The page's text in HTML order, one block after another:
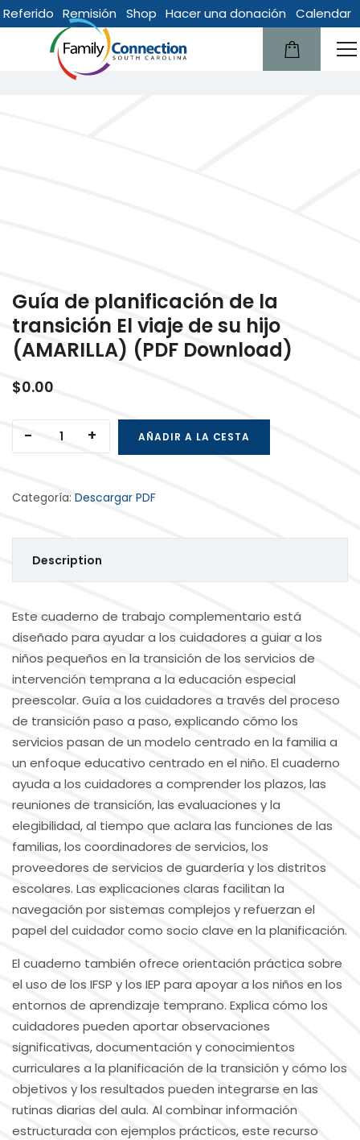
Referido Remisión Shop Hacer una donación
Calendar
Guía de planificación de la
transición El viaje de su hijo
(AMARILLA) (PDF Download)
$0.00
Guía de planificación de la transición El viaje de su
AÑADIR A LA CESTA
Categoría: Descargar PDF
Description
Este cuaderno de trabajo complementario está
diseñado para ayudar a los cuidadores a guiar a los
niños pequeños en la transición de los servicios de
intervención temprana a la educación especial
preescolar. Guía a los cuidadores a través del proceso
de transición paso a paso, explicando cómo los
servicios pasan de un modelo centrado en la familia a
un enfoque educativo centrado en el niño. El cuaderno
ayuda a los cuidadores a comprender los plazos, las
reuniones de transición, las evaluaciones y la
elegibilidad, al tiempo que aclara las funciones de las
familias, los coordinadores de servicios, los
proveedores de servicios de guardería y los distritos
escolares. Las explicaciones claras facilitan la
navegación por sistemas complejos y refuerzan el
papel del cuidador como socio clave en la planificación.
El cuaderno también ofrece orientación práctica sobre
el uso de los IFSP y los IEP para apoyar a los niños en los
entornos de aprendizaje temprano. Explica cómo los
cuidadores pueden aportar observaciones
significativas, documentación y conocimientos
curriculares a la planificación de la transición y cómo los
objetivos y los resultados pueden integrarse en las
rutinas diarias del aula. Al combinar información
estructurada con ejemplos prácticos, este recurso